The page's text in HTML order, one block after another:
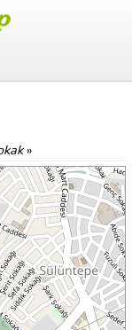
»